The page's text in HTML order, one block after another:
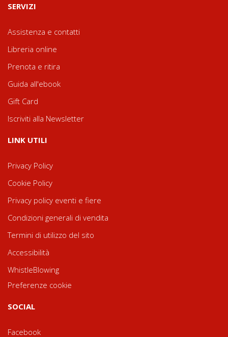
SERVIZI
Assistenza e contatti
Libreria online
Prenota e ritira
Guida all'ebook
Gift Card
Iscriviti alla Newsletter
LINK UTILI
Privacy Policy
Cookie Policy
Privacy policy eventi e fiere
Condizioni generali di vendita
Termini di utilizzo del sito
Accessibilità
WhistleBlowing
Preferenze cookie
SOCIAL
Facebook